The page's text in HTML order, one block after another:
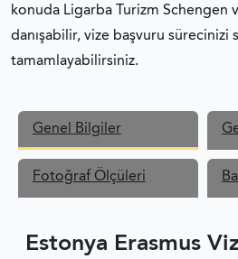
konuda Ligarba Turizm Schengen
danışabilir, vize başvuru sürecinizi
tamamlayabilirsiniz.
Genel Bilgiler
Fotoğraf Ölçüleri
Estonya Erasmus